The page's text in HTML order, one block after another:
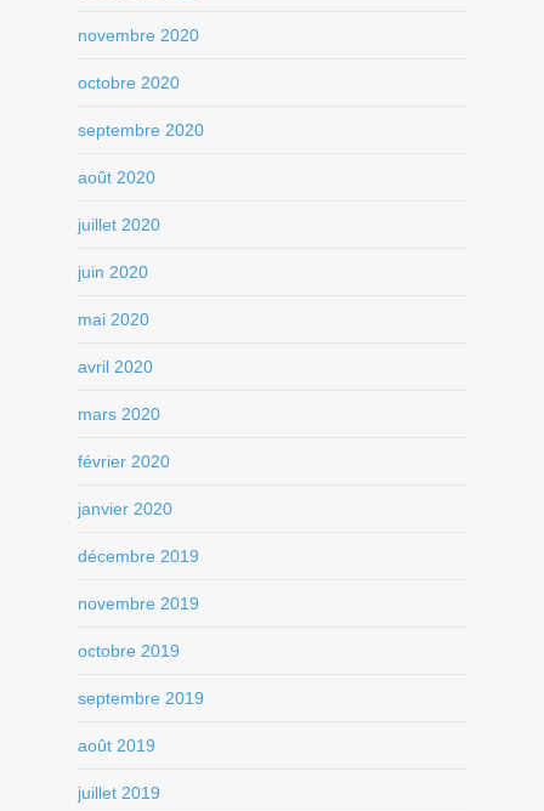
novembre 2020
octobre 2020
septembre 2020
août 2020
juillet 2020
juin 2020
mai 2020
avril 2020
mars 2020
février 2020
janvier 2020
décembre 2019
novembre 2019
octobre 2019
septembre 2019
août 2019
juillet 2019